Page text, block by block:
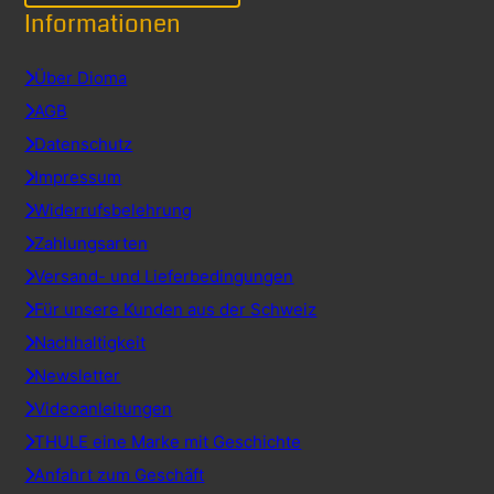
Informationen
Über Dioma
AGB
Datenschutz
Impressum
Widerrufsbelehrung
Zahlungsarten
Versand- und Lieferbedingungen
Für unsere Kunden aus der Schweiz
Nachhaltigkeit
Newsletter
Videoanleitungen
THULE eine Marke mit Geschichte
Anfahrt zum Geschäft